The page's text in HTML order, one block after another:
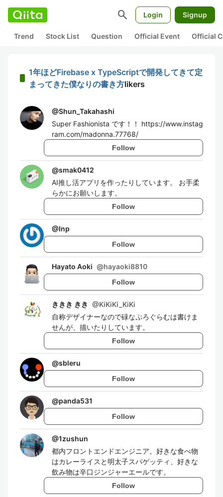
search Login Signup
Trend Stock List Question Official Event Official
1年ほどFirebase x TypeScriptで開発してきて定
まってきた僕なりの書き方likers
@Shun_Takahashi
Super Fashionista です！！ https://www.instag
ram.com/madonna.77768/
Follow
@smak0412
AI推し活アプリを作ったりしています。 お手柔
らかにお願いします。
Follow
@Inp
Follow
Hayato Aoki @hayaoki8810
Follow
ききき きき @KiKiKi_KiKi
自称デザイナーなので碌なぷろぐらむは書けま
せんが、描いたりしています。
Follow
@sbleru
Follow
@panda531
Follow
@1zushun
都内フロントエンドエンジニア。好きな食べ物
はカレーライスと明太子スパゲッティ、好きな
飲み物は辛口ジンジャーエールです。
Follow